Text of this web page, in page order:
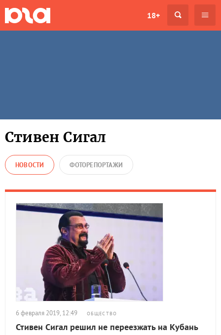
18+
Стивен Сигал
НОВОСТИ ФОТОРЕПОРТАЖИ
6 февраля 2019, 12:49 ОБЩЕСТВО
Стивен Сигал решил не переезжать на Кубань